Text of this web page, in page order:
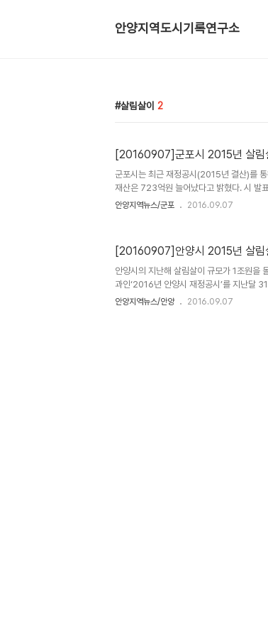
안양지역도시기록연구소
살림살이 2
[20160907]군포시 2015년 살림
군포시는 최근 재정공시(2015년 결산)를
재산은 723억원 늘어났다고 밝혔다. 시 발
(자체수입 + 의존재원+지방채 및 보전수입
기준 채무액은 140억원으로, 시민 1인당
무 평균액이 757억원이고, 시민 1인당 채
안양지역뉴스/군포 2016.09.07
[20160907]안양시 2015년 살림
안양시의 지난해 살림살이 규모가 1조원을
과인‘2016년 안양시 재정공시’를 지난달
따르면 자체수입, 의존재원, 지방채·보전수
재정자립도의 경우 시와 유사한 지자체
안양지역뉴스/안양 2016.09.07